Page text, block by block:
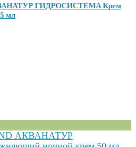
ГИДРОСИСТЕМА Крем
мл